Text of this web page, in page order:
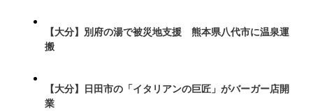
【大分】別府の湯で被災地支援 熊本県八代市に温泉運
搬
【大分】日田市の「イタリアンの巨匠」がバーガー店開
業